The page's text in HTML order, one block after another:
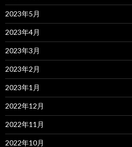
2023年5月
2023年4月
2023年3月
2023年2月
2023年1月
2022年12月
2022年11月
2022年10月